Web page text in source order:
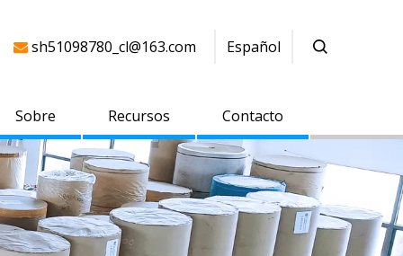
 sh51098780_cl@163.com Español
Sobre Recursos Contacto